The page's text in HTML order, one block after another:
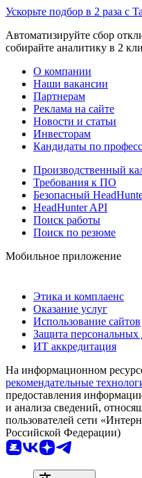
Ускорьте подбор в 2 раза с
Автоматизируйте сбор
собирайте аналитику в 2
О компании
Наши вакансии
Партнерам
Реклама на сайте
Новости и статьи
Инвесторам
Кандидаты по
Производственный
Требования к ПО
Безопасный
HeadHunter API
Поиск работы
Поиск по резюме
Мобильное приложение
Этика и комплаенс
Оказание услуг
Использование сайтов
Защита
ИТ аккредитация
На информационном
рекомендательные
предоставления
и анализа сведений,
пользователей сети
Российской Федерации)